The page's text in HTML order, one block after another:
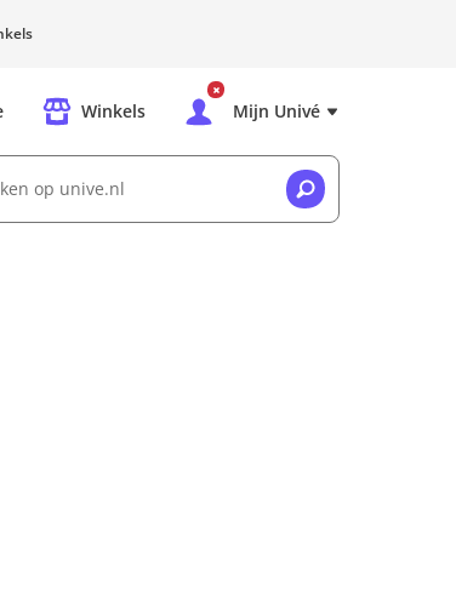
Winkels Mijn Univé
op unive.nl